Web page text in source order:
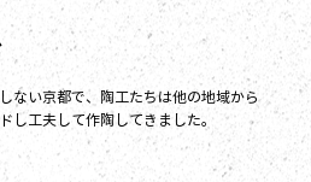
ない京都で、陶工たちは他の地域から
し工夫して作陶してきました。